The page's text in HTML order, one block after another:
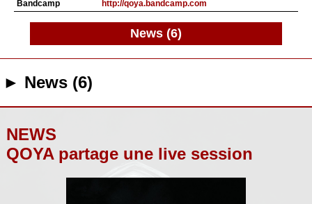
Bandcamp
http://qoya.bandcamp.com
News (6)
► News (6)
NEWS
QOYA partage une live session